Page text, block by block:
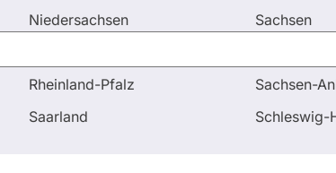
Niedersachsen
Rheinland-Pfalz
Saarland
Sachsen
Sachsen-
Schleswig-
Meldegesetz...